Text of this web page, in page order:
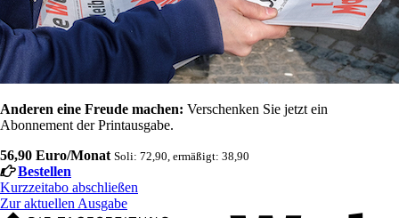
Anderen eine Freude machen: Verschenken Sie jetzt ein
Abonnement der Printausgabe.
56,90 Euro/Monat Soli: 72,90, ermäßigt: 38,90
Bestellen
Kurzzeitabo abschließen
Zur aktuellen Ausgabe